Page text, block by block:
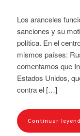
Los aranceles
sanciones y su
política. En el
mismos países:
comentamos que
Estados Unidos,
contra el […]
Continuar